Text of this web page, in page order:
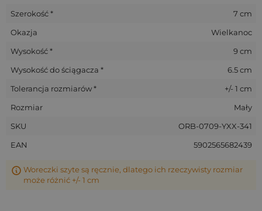
Szerokość *
7 cm
Okazja
Wielkanoc
Wysokość *
9 cm
Wysokość do ściągacza *
6.5 cm
Tolerancja rozmiarów *
+/- 1 cm
Rozmiar
Mały
SKU
ORB-0709-YXX-341
EAN
5902565682439
Woreczki szyte są ręcznie, dlatego ich rzeczywisty rozmiar
może różnić +/- 1 cm